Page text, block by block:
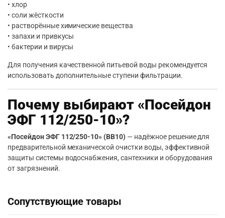
• хлор
• соли жёсткости
• растворённые химические вещества
• запахи и привкусы
• бактерии и вирусы
Для получения качественной питьевой воды рекомендуется
использовать дополнительные ступени фильтрации.
Почему выбирают «Посейдон
ЭФГ 112/250-10»?
«Посейдон ЭФГ 112/250-10» (BB10) — надёжное решение для
предварительной механической очистки воды, эффективной
защиты системы водоснабжения, сантехники и оборудования
от загрязнений.
Сопутствующие товары